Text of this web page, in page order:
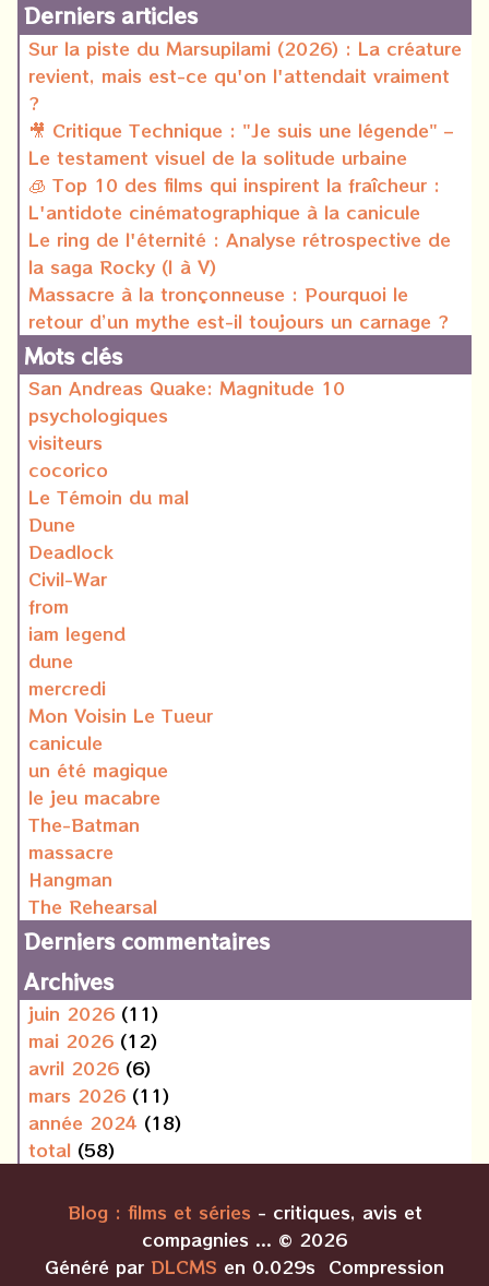
Derniers articles
Sur la piste du Marsupilami (2026) : La créature
revient, mais est-ce qu'on l'attendait vraiment
?
🎥 Critique Technique : "Je suis une légende" –
Le testament visuel de la solitude urbaine
🧊 Top 10 des films qui inspirent la fraîcheur :
L'antidote cinématographique à la canicule
Le ring de l'éternité : Analyse rétrospective de
la saga Rocky (I à V)
Massacre à la tronçonneuse : Pourquoi le
retour d’un mythe est-il toujours un carnage ?
Mots clés
San Andreas Quake: Magnitude 10
psychologiques
visiteurs
cocorico
Le Témoin du mal
Dune
Deadlock
Civil-War
from
iam legend
dune
mercredi
Mon Voisin Le Tueur
canicule
un été magique
le jeu macabre
The-Batman
massacre
Hangman
The Rehearsal
Derniers commentaires
Archives
juin 2026 (11)
mai 2026 (12)
avril 2026 (6)
mars 2026 (11)
année 2024 (18)
total (58)
Blog : films et séries - critiques, avis et
compagnies ... © 2026
Généré par DLCMS en 0.029s Compression